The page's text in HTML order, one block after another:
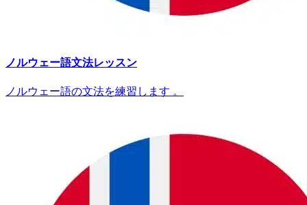
ノルウェー語文法レッスン
ノルウェー語の文法を練習します 。